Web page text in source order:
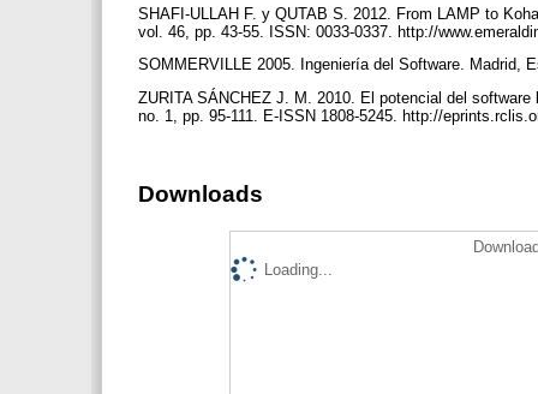
SHAFI-ULLAH F. y QUTAB S. 2012. From LAMP to
vol. 46, pp. 43-55. ISSN: 0033-0337. http://
SOMMERVILLE 2005. Ingeniería del Software. Madrid,
ZURITA SÁNCHEZ J. M. 2010. El potencial del
no. 1, pp. 95-111. E-ISSN 1808-5245. http://
Downloads
Loading...